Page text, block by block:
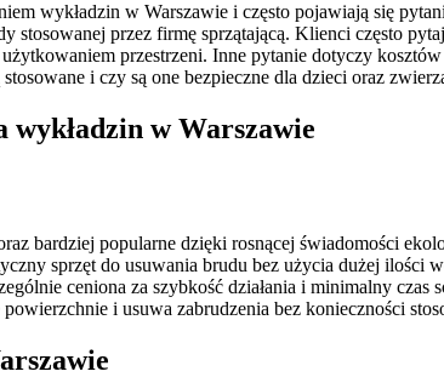
wykładzin w Warszawie i często pojawiają się
stosowanej przez firmę sprzątającą. Klienci często
przestrzeni. Inne pytanie dotyczy
i czy są one bezpieczne dla dzieci oraz
w Warszawie
bardziej popularne dzięki rosnącej świadomości
sprzęt do usuwania brudu bez użycia dużej
ceniona za szybkość działania i minimalny
i usuwa zabrudzenia bez konieczności